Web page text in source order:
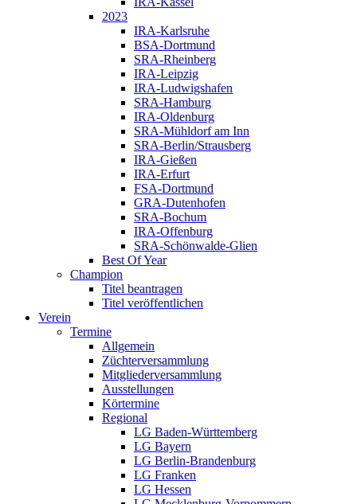
2023
IRA-Karlsruhe
BSA-Dortmund
SRA-Rheinberg
IRA-Leipzig
IRA-Ludwigshafen
SRA-Hamburg
IRA-Oldenburg
SRA-Mühldorf am Inn
SRA-Berlin/Strausberg
IRA-Gießen
IRA-Erfurt
FSA-Dortmund
GRA-Dutenhofen
SRA-Bochum
IRA-Offenburg
SRA-Schönwalde-Glien
Best Of Year
Champion
Titel beantragen
Titel veröffentlichen
Verein
Termine
Allgemein
Züchterversammlung
Mitgliederversammlung
Ausstellungen
Körtermine
Regional
LG Baden-Württemberg
LG Bayern
LG Berlin-Brandenburg
LG Franken
LG Hessen